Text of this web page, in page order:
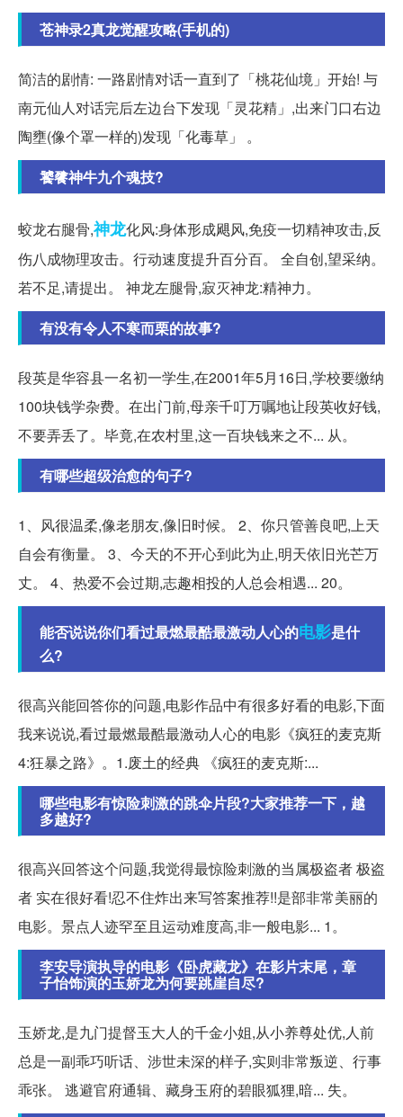
苍神录2真龙觉醒攻略(手机的)
简洁的剧情: 一路剧情对话一直到了「桃花仙境」开始! 与
南元仙人对话完后左边台下发现「灵花精」,出来门口右边
陶壅(像个罩一样的)发现「化毒草」 。
饕餮神牛九个魂技?
蛟龙右腿骨,神龙化风:身体形成飓风,免疫一切精神攻击,反
伤八成物理攻击。行动速度提升百分百。 全自创,望采纳。
若不足,请提出。 神龙左腿骨,寂灭神龙:精神力。
有没有令人不寒而栗的故事?
段英是华容县一名初一学生,在2001年5月16日,学校要缴纳
100块钱学杂费。在出门前,母亲千叮万嘱地让段英收好钱,
不要弄丢了。毕竟,在农村里,这一百块钱来之不... 从。
有哪些超级治愈的句子?
1、风很温柔,像老朋友,像旧时候。 2、你只管善良吧,上天
自会有衡量。 3、今天的不开心到此为止,明天依旧光芒万
丈。 4、热爱不会过期,志趣相投的人总会相遇... 20。
能否说说你们看过最燃最酷最激动人心的电影是什
么?
很高兴能回答你的问题,电影作品中有很多好看的电影,下面
我来说说,看过最燃最酷最激动人心的电影《疯狂的麦克斯
4:狂暴之路》。1.废土的经典 《疯狂的麦克斯:...
哪些电影有惊险刺激的跳伞片段?大家推荐一下，越
多越好?
很高兴回答这个问题,我觉得最惊险刺激的当属极盗者 极盗
者 实在很好看!忍不住炸出来写答案推荐!!是部非常美丽的
电影。景点人迹罕至且运动难度高,非一般电影... 1。
李安导演执导的电影《卧虎藏龙》在影片末尾，章
子怡饰演的玉娇龙为何要跳崖自尽?
玉娇龙,是九门提督玉大人的千金小姐,从小养尊处优,人前
总是一副乖巧听话、涉世未深的样子,实则非常叛逆、行事
乖张。 逃避官府通辑、藏身玉府的碧眼狐狸,暗... 失。